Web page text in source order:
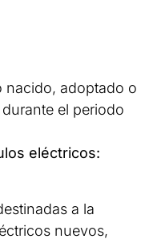
nacido, adoptado o
el periodo
eléctricos:
a la
nuevos,